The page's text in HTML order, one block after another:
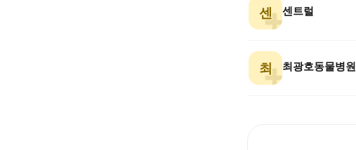
센 센트럴
최 최광호동물병원